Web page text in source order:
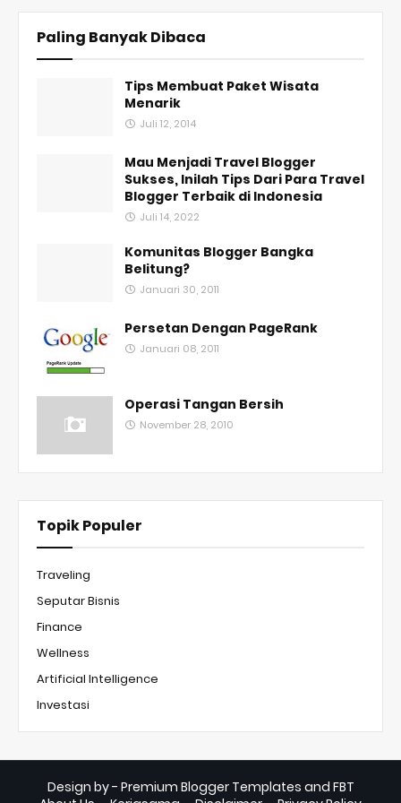
Paling Banyak Dibaca
Tips Membuat Paket Wisata
Menarik
Juli 12, 2014
Mau Menjadi Travel Blogger
Sukses, Inilah Tips Dari Para Travel
Blogger Terbaik di Indonesia
Juli 14, 2022
Komunitas Blogger Bangka
Belitung?
Januari 30, 2011
Persetan Dengan PageRank
Januari 08, 2011
Operasi Tangan Bersih
November 28, 2010
Topik Populer
Traveling
Seputar Bisnis
Finance
Wellness
Artificial Intelligence
Investasi
Design by - Premium Blogger Templates and FBT